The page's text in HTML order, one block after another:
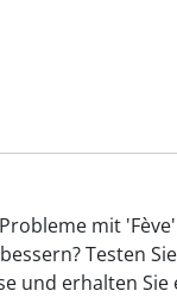
mit
Testen
und erhalten Sie